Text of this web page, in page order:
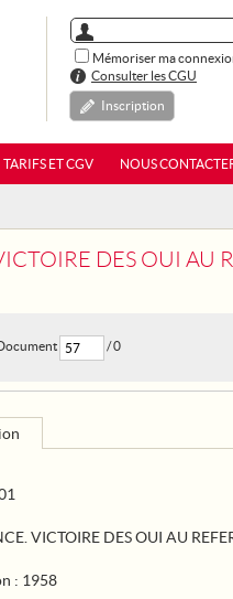
Mémoriser ma
Consulter les CGU
Inscription
TARIFS ET CGV NOUS
DES OUI AU
/ 0
VICTOIRE DES OUI AU
: 1958